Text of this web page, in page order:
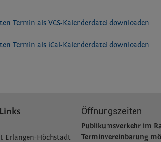
Termin als VCS-Kalenderdatei downloaden
Termin als iCal-Kalenderdatei downloaden
Erlangen-Höchstadt
Öffnungszeiten
Publikumsverkehr im
Terminvereinbarung